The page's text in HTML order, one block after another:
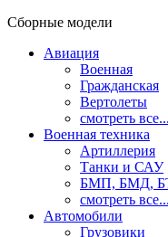
Сборные модели
Авиация
Военная
Гражданская
Вертолеты
смотреть все...
Военная техника
Артиллерия
Танки и САУ
БМП, БМД,
смотреть все...
Автомобили
Грузовики